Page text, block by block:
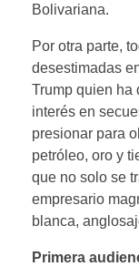
Bolivariana.
Por otra parte,
desestimadas
Trump quien ha
interés en
presionar para
petróleo, oro y
que no solo se
empresario
blanca,
Primera